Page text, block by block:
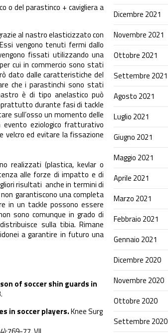
o del parastinco + cavigliera a
al nastro elasticizzato con
vengono tenuti fermi dallo
fissati utilizzando una
cui in commercio sono stati
dato dalle caratteristiche del
che i parastinchi sono stati
è di tipo anelastico può
durante fasi di tackle
sull’osso un momento delle
eziologico fratturativo
velcro ed evitare la fissazione
realizzati (plastica, kevlar o
alle forze di impatto e di
risultati anche in termini di
garantiscono una completa
in un tackle possono essere
sono comunque in grado di
sulla tibia. Rimane
a garantire in futuro una
of soccer shin guards in
in soccer players.Knee Surg
Dicembre 2021
Novembre 2021
Ottobre 2021
Settembre 2021
Agosto 2021
Luglio 2021
Giugno 2021
Maggio 2021
Aprile 2021
Marzo 2021
Febbraio 2021
Gennaio 2021
Dicembre 2020
Novembre 2020
Ottobre 2020
Settembre 2020